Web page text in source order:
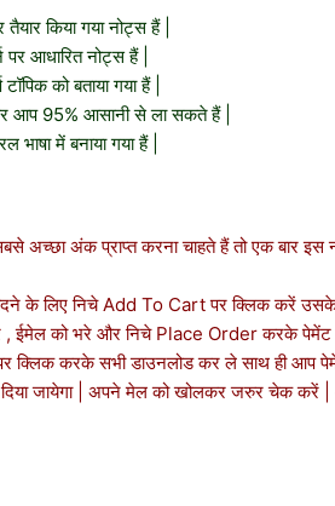
किया गया नोट्स हैं |
पर आधारित नोट्स हैं |
को बताया गया हैं |
आप 95% आसानी से ला सकते हैं |
में बनाया गया हैं |
अच्छा अंक प्राप्त करना चाहते हैं तो एक बार
के लिए निचे Add To Cart पर क्लिक करें
, ईमेल को भरे और निचे Place Order करके
क्लिक करके सभी डाउनलोड कर ले साथ ही
जायेगा | अपने मेल को खोलकर जरुर चेक करें |